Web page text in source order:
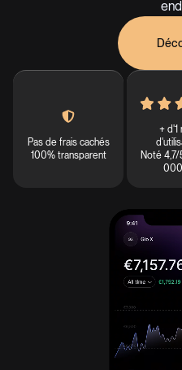
Pas de frais cachés
100% transparent
+ d'1
Noté 4,7/